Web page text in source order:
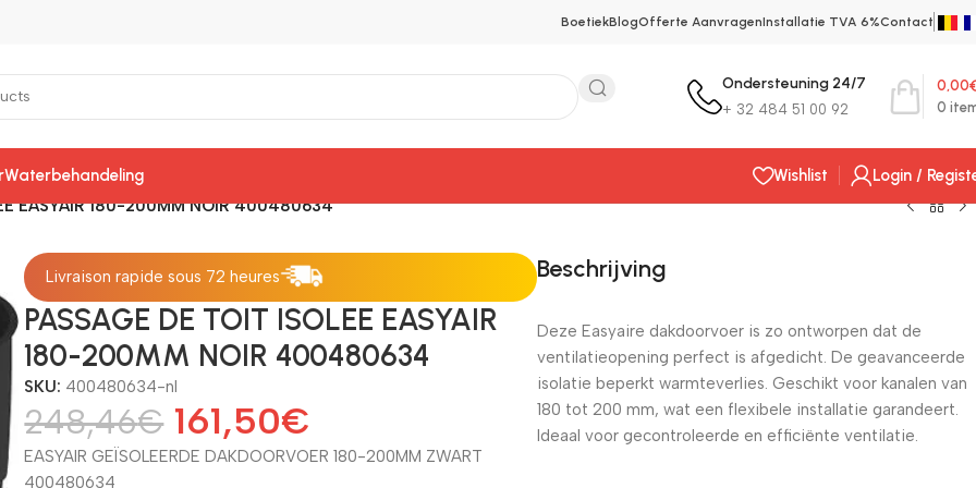
BoetiekBlogOfferte AanvragenInstallatie TVA 6%Contact
Ondersteuning 24/7
+ 32 484 51 00 92 0
0,00
Waterbehandeling Wishlist
Login /
EASYAIR 180-200MM NOIR 400480634
Livraison rapide sous 72 heures
PASSAGE DE TOIT ISOLEE EASYAIR
180-200MM NOIR 400480634
SKU: 400480634-nl
248,46€ 161,50€
EASYAIR GEÏSOLEERDE DAKDOORVOER 180-200MM ZWART
400480634
Beschrijving
Deze Easyaire dakdoorvoer is zo ontworpen dat de
ventilatieopening perfect is afgedicht. De geavanceerde
isolatie beperkt warmteverlies. Geschikt voor kanalen van
180 tot 200 mm, wat een flexibele installatie garandeert.
Ideaal voor gecontroleerde en efficiënte ventilatie.